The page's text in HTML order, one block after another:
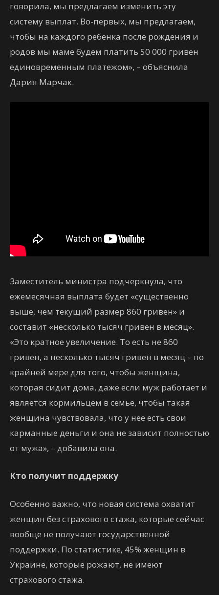
говорила, мы предлагаем изменить эту
систему выплат. Во-первых, мы предлагаем,
чтобы на каждого ребенка после рождения и
родов мы маме будем платить 50 000 гривен
единовременным платежом», – объяснила
Дария Марчак.
Заместитель министра подчеркнула, что
ежемесячная выплата будет «существенно
выше, чем текущий размер 860 гривен» и
составит «несколько тысяч гривен в месяц».
«Это кратное увеличение. То есть не 860
гривен, а несколько тысяч гривен в месяц – по
крайней мере для того, чтобы женщина,
которая сидит дома, даже если муж работает и
является кормильцем в семье, чтобы такая
женщина чувствовала, что у нее есть свои
карманные деньги и она не зависит полностью
от мужа», – добавила она.
Кто получит поддержку
Особенно важно, что новая система охватит
женщин без страхового стажа, которые сейчас
вообще не получают государственной
поддержки. По статистике, 45% женщин в
Украине, которые рожают, не имеют
страхового стажа.